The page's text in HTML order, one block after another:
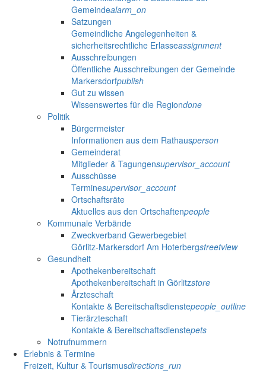
Gemeindealarm_on
Satzungen
Gemeindliche Angelegenheiten &
sicherheitsrechtliche Erlasseassignment
Ausschreibungen
Öffentliche Ausschreibungen der Gemeinde
Markersdorfpublish
Gut zu wissen
Wissenswertes für die Regiondone
Politik
Bürgermeister
Informationen aus dem Rathausperson
Gemeinderat
Mitglieder & Tagungensupervisor_account
Ausschüsse
Terminesupervisor_account
Ortschaftsräte
Aktuelles aus den Ortschaftenpeople
Kommunale Verbände
Zweckverband Gewerbegebiet
Görlitz-Markersdorf Am Hoterbergstreetview
Gesundheit
Apothekenbereitschaft
Apothekenbereitschaft in Görlitzstore
Ärzteschaft
Kontakte & Bereitschaftsdienstepeople_outline
Tierärzteschaft
Kontakte & Bereitschaftsdienstepets
Notrufnummern
Erlebnis & Termine
Freizeit, Kultur & Tourismusdirections_run